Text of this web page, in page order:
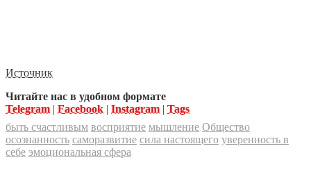
Источник
Читайте нас в удобном формате
Telegram | Facebook | Instagram | Tags
быть счастливым восприятие мышление Общество
осознанность саморазвитие сила настоящего уверенность в
себе эмоциональная сфера